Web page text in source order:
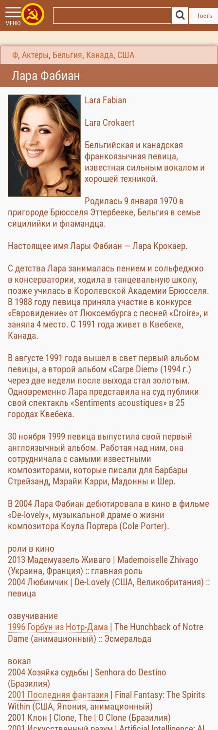
МЕНЮ
Гость
Ф, Актеры, Бельгия, Канада, США
Лара Фабиан
Lara Fabian
Lara Crokaert
Бельгийская и канадская
франкоязычная певица,
известная сильным вокалом и
хорошей техникой.
Родилась 9 января 1970 в
пригороде Брюсселя Эттербееке, Бельгия в семье
сицилийки и фламандца.
Настоящее имя Лары Фабиан — Лара Крокаер.
С детства Лара занималась пением и сольфеджио
в консерватории, ходила в танцевальную школу,
позже училась в Королевской Академии Брюсселя.
В 1988 году певица приняла участие в конкурсе
«Евровидение» от Люксембурга с песней «Croire», и
заняла 4 место. С 1991 года живет в Квебеке,
Канада.
В августе 1991 года вышел в свет первый альбом
певицы, а второй альбом «Carpe Diem» (1994 г.)
через две недели после выхода стал золотым.
Одновременно Лара представила на суд публики
свой спектакль «Sentiments acoustiques» в 25
городах Квебека.
30 ноября 1999 певица выпустила свой первый
англоязычный альбом. Работая над ним, она
сотрудничала с самыми известными
композиторами, которые писали для Барбары
Стрейзанд, Мэрайи Кэрри, Мадонны и Шер.
В 2004 Лара Фабиан дебютировала в кино в фильме
«De-lovely», музыкальной драме о жизни
композитора Коула Портера (Cole Porter).
роли в кино
2013 Мадемуазель Живаго | Mademoiselle Zhivago
(Украина, Франция) :: главная роль
2004 Любимчик | De-Lovely (США, Великобритания) ::
певица
озвучивание
1996 Горбун из Нотр-Дама | The Hunchback of Notre
Dame (анимационный) :: Эсмеральда
вокал
2004 Хозяйка судьбы | Senhora do Destino
(Бразилия)
2001 Последняя фантазия | Final Fantasy: The Spirits
Within (США, Япония, анимационный)
2001 Клон | Clone, The | O Clone (Бразилия)